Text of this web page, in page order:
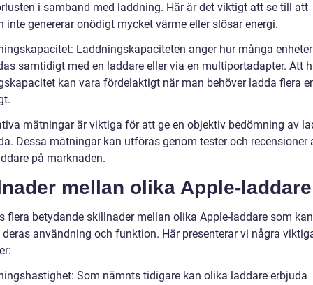
i samband med laddning. Här är det viktigt att se till att
inte genererar onödigt mycket värme eller slösar energi.
Laddningskapaciteten anger hur många
samtidigt med en laddare eller via en multiportadapter. Att
kan vara fördelaktigt när man behöver ladda flera
mätningar är viktiga för att ge en objektiv bedömning av
Dessa mätningar kan utföras genom tester och recensioner
på marknaden.
mellan olika Apple-laddare
flera betydande skillnader mellan olika Apple-laddare som kan
deras användning och funktion. Här presenterar vi några
Som nämnts tidigare kan olika laddare erbjuda